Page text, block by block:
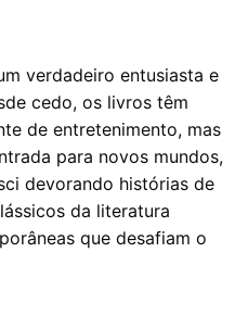
verdadeiro entusiasta e
cedo, os livros têm
de entretenimento, mas
para novos mundos,
devorando histórias de
da literatura
que desafiam o